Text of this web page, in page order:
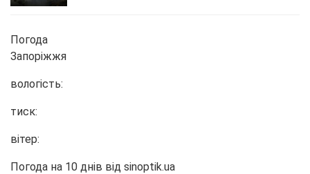
Погода
Запоріжжя
вологість:
тиск:
вітер:
Погода на 10 днів від sinoptik.ua